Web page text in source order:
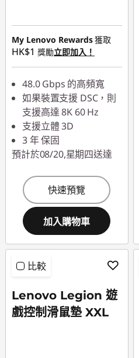
My Lenovo Rewards獲取
HK$1 獎勵立即加入！
48.0 Gbps 的高頻寬
如果裝置支援 DSC，則
支援高達 8K 60 Hz
支援立體 3D
3 年 保固
預計於08/20,星期四送達
快速預覽
加入購物車
比較
Lenovo Legion 遊
戲控制滑鼠墊 XXL